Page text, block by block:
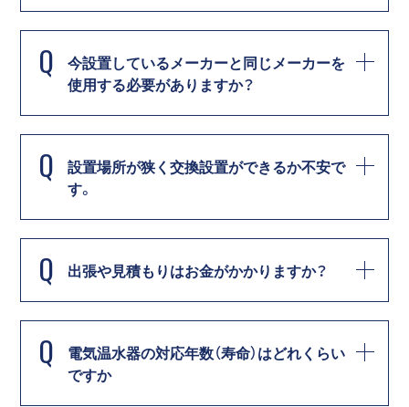
Q
今設置しているメーカーと同じメーカーを
使用する必要がありますか？
Q
設置場所が狭く交換設置ができるか不安で
す。
Q 出張や見積もりはお金がかかりますか？
Q
電気温水器の対応年数（寿命）はどれくらい
ですか